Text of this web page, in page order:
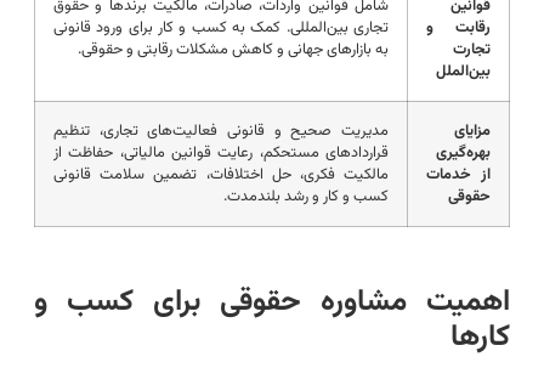
قوانین
رقابت و
تجارت
بین‌الملل
شامل قوانین واردات، صادرات، مالکیت برندها و حقوق
تجاری بین‌المللی. کمک به کسب و کار برای ورود قانونی
به بازارهای جهانی و کاهش مشکلات رقابتی و حقوقی.
مزایای
بهره‌گیری
از خدمات
حقوقی
مدیریت صحیح و قانونی فعالیت‌های تجاری، تنظیم
قراردادهای مستحکم، رعایت قوانین مالیاتی، حفاظت از
مالکیت فکری، حل اختلافات، تضمین سلامت قانونی
کسب و کار و رشد بلندمدت.
اهمیت مشاوره حقوقی برای کسب و
کارها